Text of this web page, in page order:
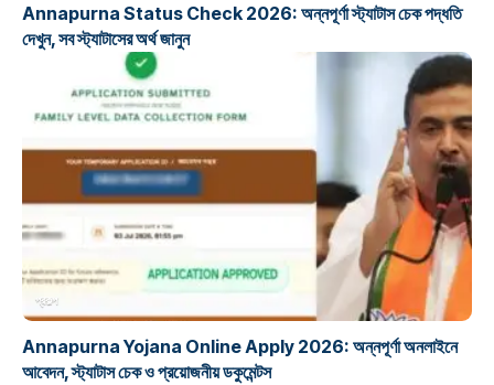
Annapurna Status Check 2026: অন্নপূর্ণা স্ট্যাটাস চেক পদ্ধতি
দেখুন, সব স্ট্যাটাসের অর্থ জানুন
প্রকল্প
Annapurna Yojana Online Apply 2026: অন্নপূর্ণা অনলাইনে
আবেদন, স্ট্যাটাস চেক ও প্রয়োজনীয় ডকুমেন্টস